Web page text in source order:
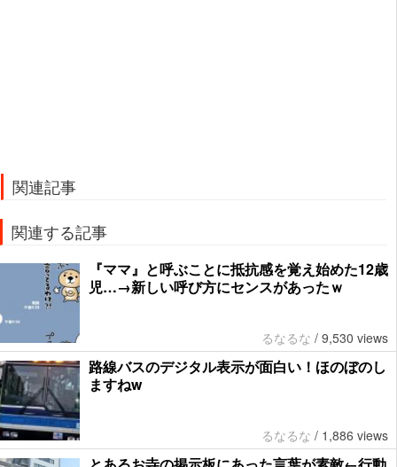
関連記事
関連する記事
『ママ』と呼ぶことに抵抗感を覚え始めた12歳
児…→新しい呼び方にセンスがあったｗ
るなるな / 9,530 views
路線バスのデジタル表示が面白い！ほのぼのし
ますねw
るなるな / 1,886 views